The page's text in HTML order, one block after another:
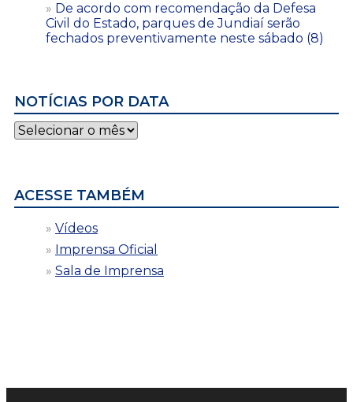
De acordo com recomendação da Defesa
Civil do Estado, parques de Jundiaí serão
fechados preventivamente neste sábado (8)
NOTÍCIAS POR DATA
Notícias
por
ACESSE TAMBÉM
Vídeos
Imprensa Oficial
Sala de Imprensa